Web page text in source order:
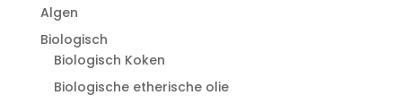
Algen
Biologisch
Biologisch Koken
Biologische etherische olie